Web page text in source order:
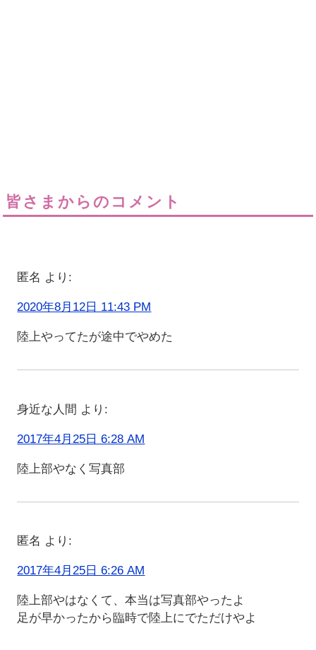
皆さまからのコメント
匿名 より:
2020年8月12日 11:43 PM
陸上やってたが途中でやめた
身近な人間 より:
2017年4月25日 6:28 AM
陸上部やなく写真部
匿名 より:
2017年4月25日 6:26 AM
陸上部やはなくて、本当は写真部やったよ
足が早かったから臨時で陸上にでただけやよ